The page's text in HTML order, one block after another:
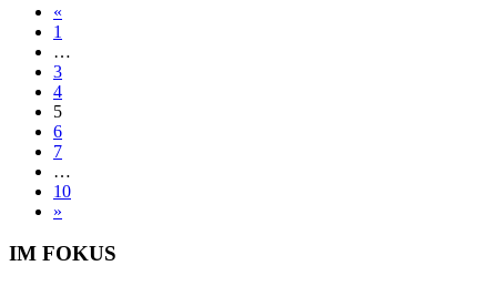
«
1
…
3
4
5
6
7
…
10
»
IM FOKUS